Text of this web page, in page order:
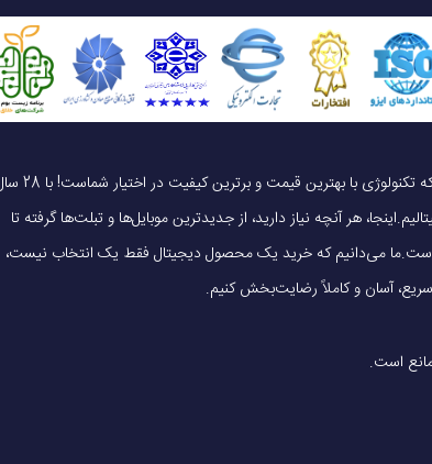
64 بیت
2 هسته با سرعت 2.05 گیگاهرتز (Cortex-A76) و 6 هسته با سرعت 2.0 گیگاهرتز (Cortex-A55)
هشت هسته
Mali-G۷۶ MC
یک خرید هوشمندانه ، قیمت منصفانه، تجربه‌ای متفاوت! به موبایل 140 خوش آمدید، جایی که
هر آنچه نیاز دارید، از جدیدترین موبایل‌ها و تبلت‌ها گرفته تا
شماست.ما می‌دانیم که خرید یک محصول دیجیتال فقط یک انتخاب نیست،